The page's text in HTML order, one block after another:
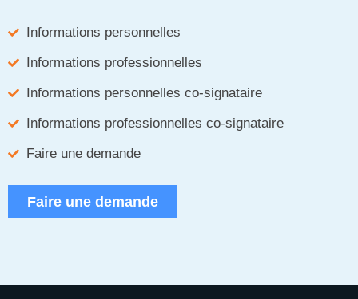
Informations personnelles
Informations professionnelles
Informations personnelles co-signataire
Informations professionnelles co-signataire
Faire une demande
Faire une demande